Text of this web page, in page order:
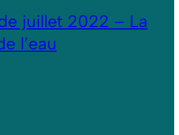
juillet 2022 – La
l’eau